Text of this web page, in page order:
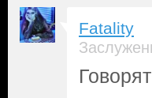
Fatality